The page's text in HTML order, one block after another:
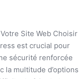
Site Web Choisir
est crucial pour
sécurité renforcée
la multitude d’options